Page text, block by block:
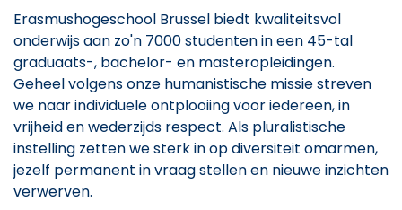
Erasmushogeschool Brussel biedt kwaliteitsvol
onderwijs aan zo'n 7000 studenten in een 45-tal
graduaats-, bachelor- en masteropleidingen.
Geheel volgens onze humanistische missie streven
we naar individuele ontplooiing voor iedereen, in
vrijheid en wederzijds respect. Als pluralistische
instelling zetten we sterk in op diversiteit omarmen,
jezelf permanent in vraag stellen en nieuwe inzichten
verwerven.